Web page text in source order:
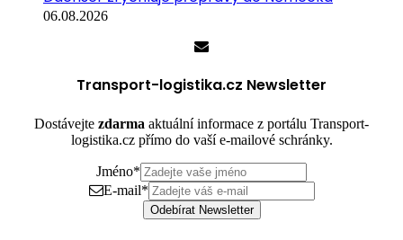
06.08.2026
Transport-logistika.cz Newsletter
Dostávejte zdarma aktuální informace z portálu Transport-
logistika.cz přímo do vaší e-mailové schránky.
Jméno*
E-mail*
Odebírat Newsletter